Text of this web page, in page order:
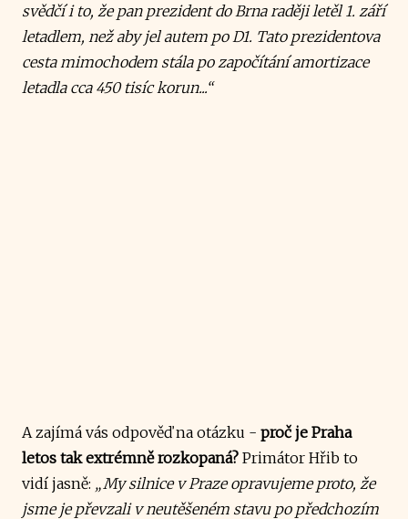
svědčí i to, že pan prezident do Brna raději letěl 1. září
letadlem, než aby jel autem po D1. Tato prezidentova
cesta mimochodem stála po započítání amortizace
letadla cca 450 tisíc korun...“
A zajímá vás odpověď na otázku - proč je Praha
letos tak extrémně rozkopaná? Primátor Hřib to
vidí jasně: „My silnice v Praze opravujeme proto, že
jsme je převzali v neutěšeném stavu po předchozím